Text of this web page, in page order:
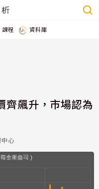
課程 資料庫
齊飆升，市場認為
心